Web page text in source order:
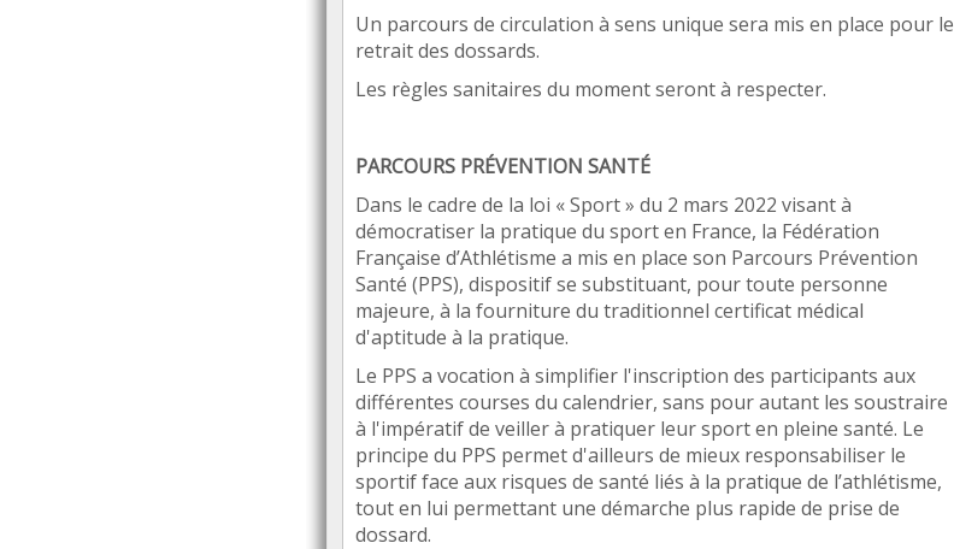
Un parcours de circulation à sens unique sera mis en place pour le
retrait des dossards.
Les règles sanitaires du moment serontà respecter.
PARCOURS PRÉVENTION SANTÉ
Dans le cadre de la loi «Sport» du 2 mars 2022 visant à
démocratiser la pratique du sport en France, la Fédération
Française d’Athlétisme a mis en place son Parcours Prévention
Santé (PPS), dispositif se substituant, pour toute personne
majeure, à la fourniture du traditionnel certificat médical
d'aptitude à la pratique.
Le PPS a vocation à simplifier l'inscription des participants aux
différentes courses du calendrier, sans pour autant les soustraire
à l'impératif de veillerà pratiquer leur sport en pleine santé. Le
principe du PPS permet d'ailleurs de mieux responsabiliser le
sportif face aux risques de santé liés à la pratique de l’athlétisme,
tout en lui permettant une démarche plus rapide de prise de
dossard.